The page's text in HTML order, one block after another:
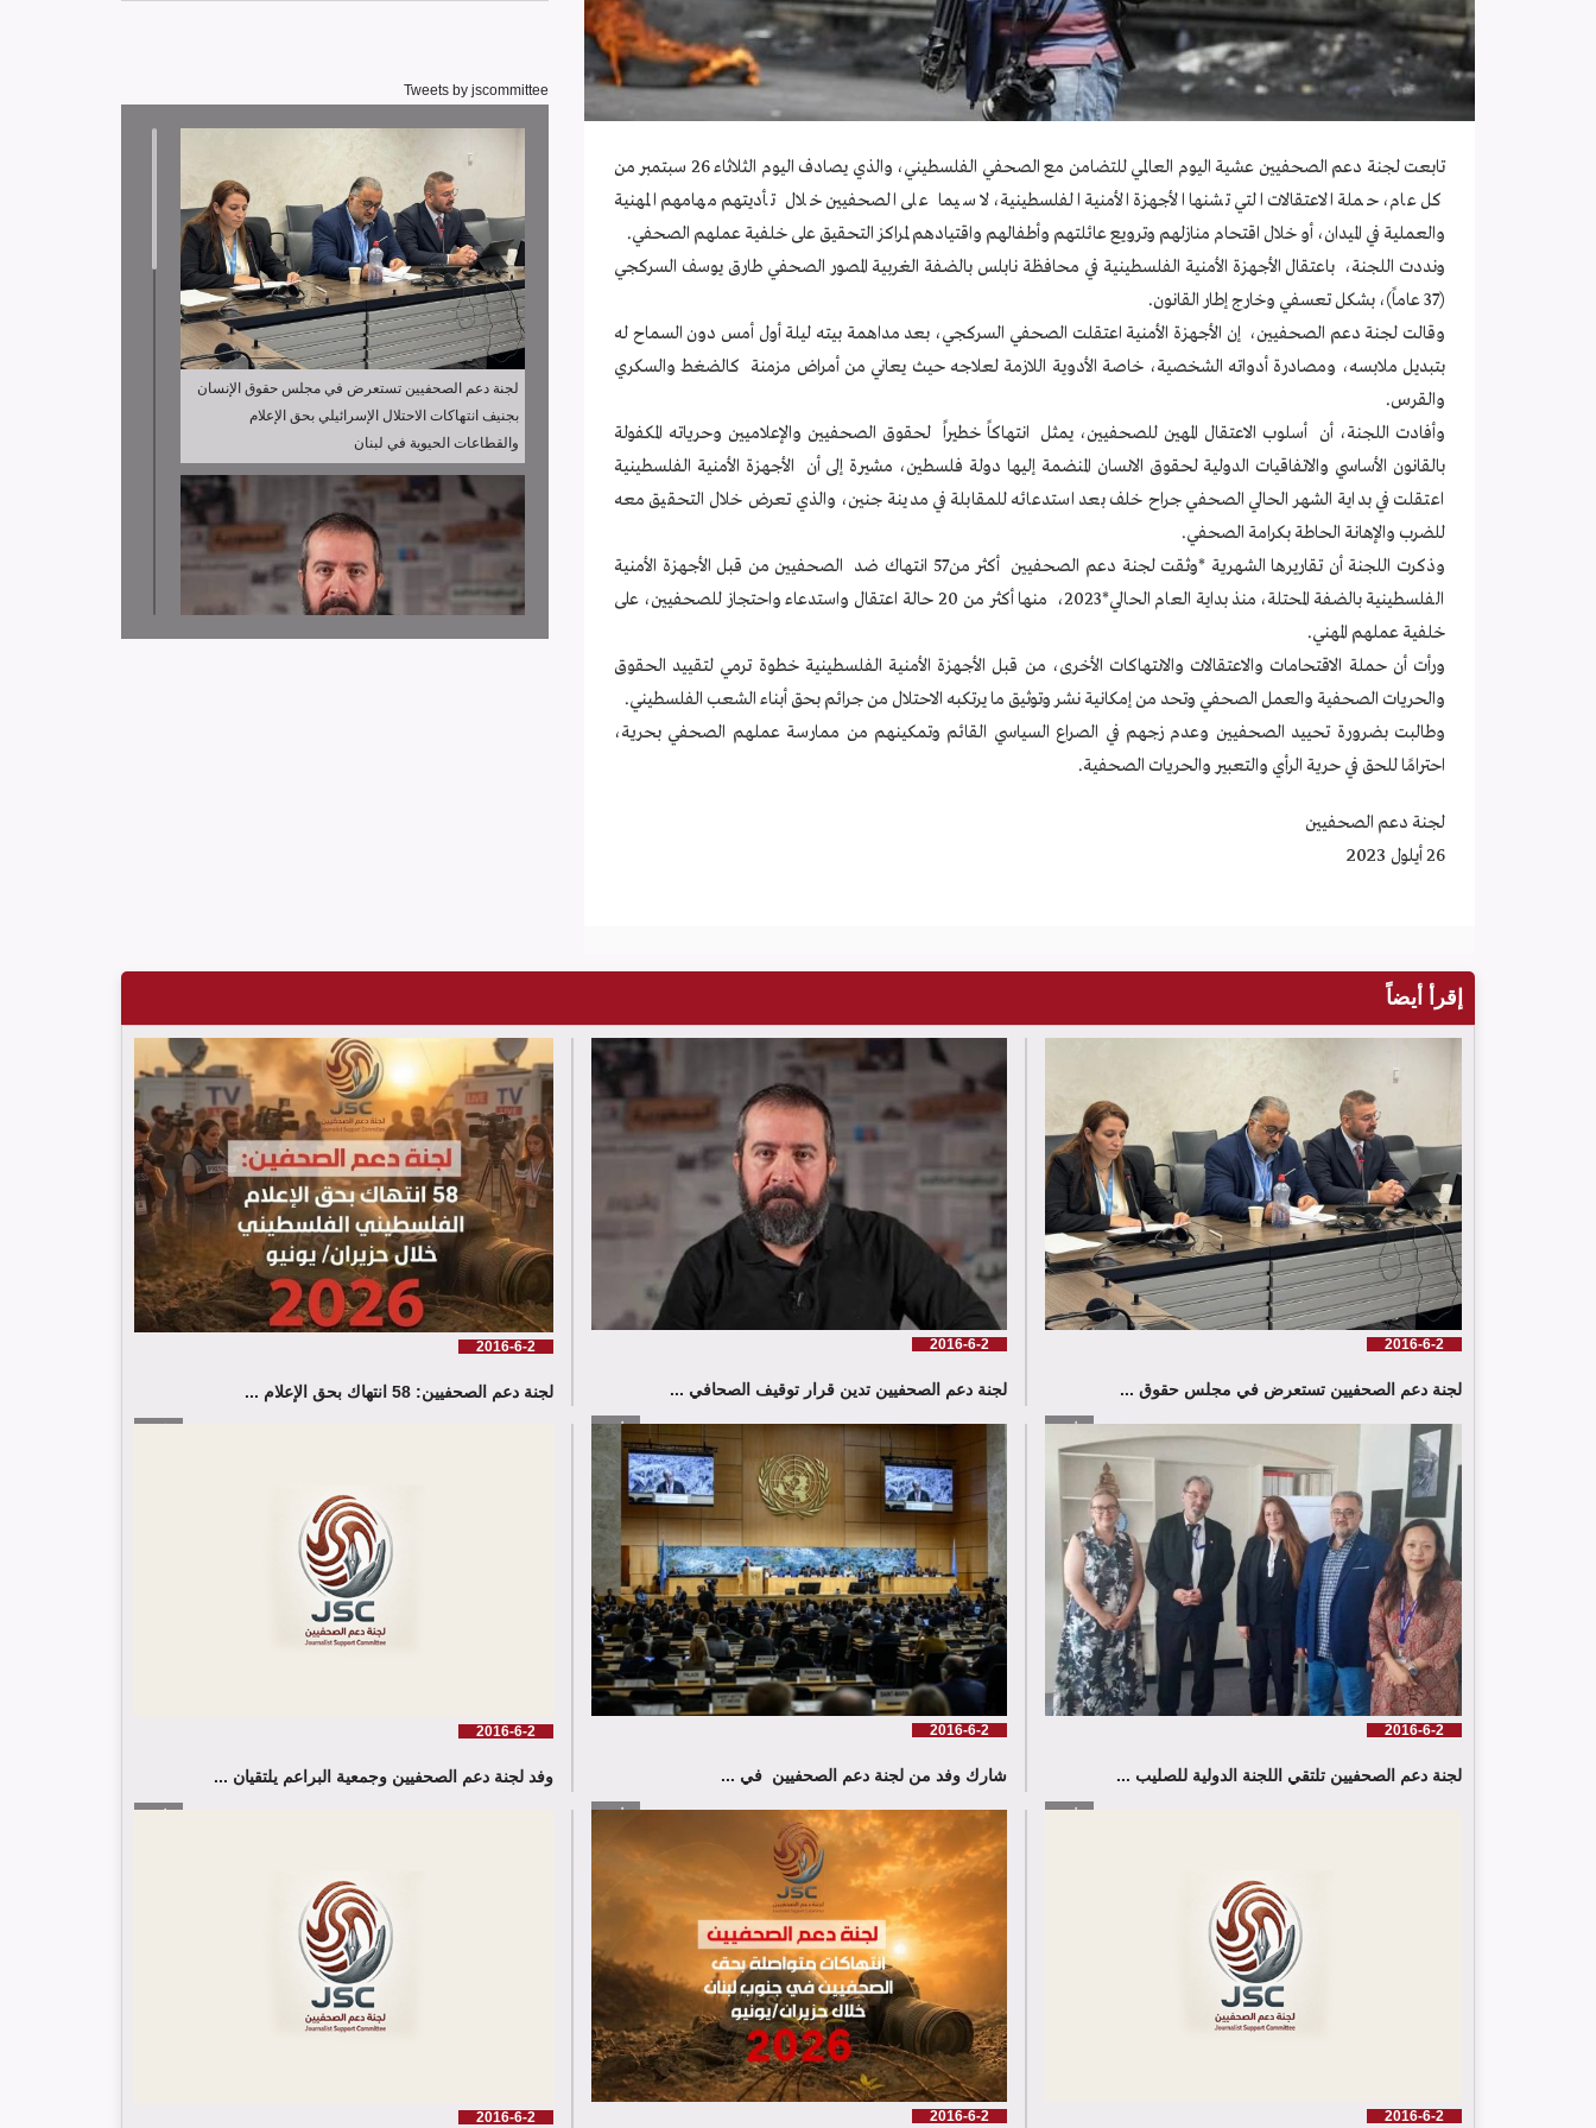
تابعت لجنة دعم الصحفيين عشية اليوم العالمي للتضامن مع الصحفي الفلسطيني، والذي يصادف اليوم الثلاثاء 26 سبتمبر من
كل عام، حملة الاعتقالات التي تشنها الأجهزة الأمنية الفلسطينية، لا سيما على الصحفيين خلال تأديتهم مهامهم المهنية
والعملية في الميدان، أو خلال اقتحام منازلهم وترويع عائلتهم وأطفالهم واقتيادهم لمراكز التحقيق على خلفية عملهم الصحفي.
ونددت اللجنة، باعتقال الأجهزة الأمنية الفلسطينية في محافظة نابلس بالضفة الغربية المصور الصحفي طارق يوسف السركجي
(37 عاماً)، بشكل تعسفي وخارج إطار القانون.
وقالت لجنة دعم الصحفيين، إن الأجهزة الأمنية اعتقلت الصحفي السركجي، بعد مداهمة بيته ليلة أول أمس دون السماح له
بتبديل ملابسه، ومصادرة أدواته الشخصية، خاصة الأدوية اللازمة لعلاجه حيث يعاني من أمراض مزمنة كالضغط والسكري
والقرس.
وأفادت اللجنة، أن أسلوب الاعتقال المهين للصحفيين، يمثل انتهاكاً خطيراً لحقوق الصحفيين والإعلاميين وحرياته المكفولة
بالقانون الأساسي والاتفاقيات الدولية لحقوق الانسان المنضمة إليها دولة فلسطين، مشيرة إلى أن الأجهزة الأمنية الفلسطينية
اعتقلت في بداية الشهر الحالي الصحفي جراح خلف بعد استدعائه للمقابلة في مدينة جنين، والذي تعرض خلال التحقيق معه
للضرب والإهانة الحاطة بكرامة الصحفي.
وذكرت اللجنة أن تقاريرها الشهرية *وثقت لجنة دعم الصحفيين أكثر من57 انتهاك ضد الصحفيين من قبل الأجهزة الأمنية
الفلسطينية بالضفة المحتلة، منذ بداية العام الحالي*2023، منها أكثر من 20 حالة اعتقال واستدعاء واحتجاز للصحفيين، على
خلفية عملهم المهني.
ورأت أن حملة الاقتحامات والاعتقالات والانتهاكات الأخرى، من قبل الأجهزة الأمنية الفلسطينية خطوة ترمي لتقييد الحقوق
والحريات الصحفية والعمل الصحفي وتحد من إمكانية نشر وتوثيق ما يرتكبه الاحتلال من جرائم بحق أبناء الشعب الفلسطيني.
وطالبت بضرورة تحييد الصحفيين وعدم زجهم في الصراع السياسي القائم وتمكينهم من ممارسة عملهم الصحفي بحرية،
احترامًا للحق في حرية الرأي والتعبير والحريات الصحفية.
لجنة دعم الصحفيين
26 أيلول
Tweets by jscommittee
لجنة دعم الصحفيين تستعرض في مجلس حقوق الإنسان
بجنيف انتهاكات الاحتلال الإسرائيلي بحق الإعلام
والقطاعات الحيوية في لبنان
لجنة دعم الصحفيين: 58 انتهاك بحق الإعلام الفلسطيني
خلال حزيران/ يونيو 2026
في جنيف
البراعم للعمل الاجتماعي
إقرأ أيضاً
2016-6-2
لجنة دعم الصحفيين تستعرض في مجلس حقوق ...
2016-6-2
لجنة دعم الصحفيين تدين قرار توقيف الصحافي ...
2016-6-2
لجنة دعم الصحفيين: 58 انتهاك بحق الإعلام ...
2016-6-2
لجنة دعم الصحفيين تلتقي اللجنة الدولية للصليب ...
2016-6-2
شارك وفد من لجنة دعم الصحفيين في ...
2016-6-2
وفد لجنة دعم الصحفيين وجمعية البراعم يلتقيان ...
2016-6-2
2016-6-2
2016-6-2